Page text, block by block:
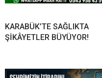
KARABÜK’TE SAĞLIKTA
ŞİKÂYETLER BÜYÜYOR!